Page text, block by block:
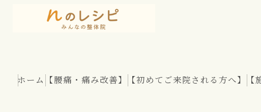
ホーム 【腰痛・痛み改善】 【初めてご来院される方へ】 【